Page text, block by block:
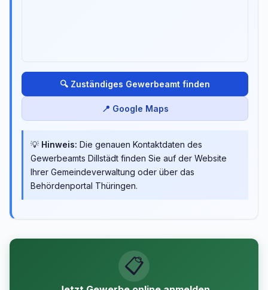
🔍 Zuständiges Gewerbeamt finden
📍 Google Maps
💡 Hinweis: Die genauen Kontaktdaten des
Gewerbeamts Dillstädt finden Sie auf der Website
Ihrer Gemeindeverwaltung oder über das
Behördenportal Thüringen.
📋